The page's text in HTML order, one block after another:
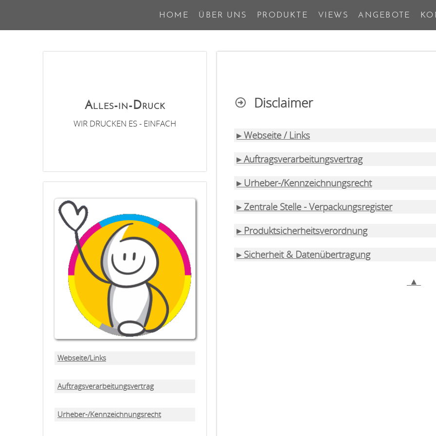
HOME ÜBER UNS PRODUKTE VIEWS ANGEBOTE
Alles-in-Druck
WIR DRUCKEN ES - EINFACH
Webseite/Links
Auftragsverarbeitungsvertrag
Urheber-/Kennzeichnungsrecht
Disclaimer
▸ Webseite / Links
▸ Auftragsverarbeitungsvertrag
▸ Urheber-/Kennzeichnungsrecht
▸ Zentrale Stelle - Verpackungsregister
▸ Produktsicherheitsverordnung
▸ Sicherheit & Datenübertragung
▲